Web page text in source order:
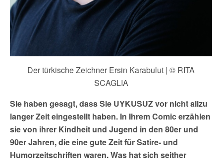
Der türkische Zeichner Ersin Karabulut | © RITA
SCAGLIA
Sie haben gesagt, dass Sie UYKUSUZ vor nicht allzu
langer Zeit eingestellt haben. In Ihrem Comic erzählen
sie von ihrer Kindheit und Jugend in den 80er und
90er Jahren, die eine gute Zeit für Satire- und
Humorzeitschriften waren. Was hat sich seither